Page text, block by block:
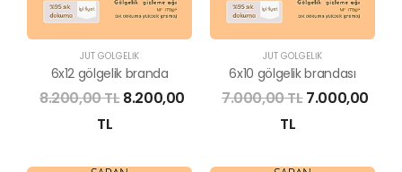
JÜT GÖLGELİK
6x12 gölgelik branda
8.200,00 TL8.200,00
TL
JÜT GÖLGELİK
6x10 gölgelik brandası
7.000,00 TL7.000,00
TL